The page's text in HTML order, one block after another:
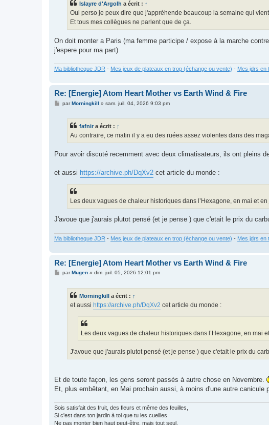
Islayre d'Argolh a écrit : ↑
Oui perso je peux dire que j'appréhende beaucoup la semaine qui
Et tous mes collègues ne parlent que de ça.
On doit monter a Paris (ma femme participe / expose à la marche
j'espere pour ma part)
Ma bibliotheque JDR - Mes jeux de plateaux en trop (échange ou vente) - Mes jdrs en
Re: [Energie] Atom Heart Mother vs Earth Wind & Fire
MparMorningkill » sam. juil. 04, 2026 9:03 pm
fafnir a écrit : ↑
Au contraire, ce matin il y a eu des ruées assez violentes dans des
Pour avoir discuté recemment avec deux climatisateurs, ils ont pleins
et aussi https://archive.ph/DqXv2 cet article du monde :
Les deux vagues de chaleur historiques dans l’Hexagone, en mai et
J'avoue que j'aurais plutot pensé (et je pense ) que c'etait le prix du
Ma bibliotheque JDR - Mes jeux de plateaux en trop (échange ou vente) - Mes jdrs en
Re: [Energie] Atom Heart Mother vs Earth Wind & Fire
Mpar Mugen» dim. juil. 05, 2026 12:01 pm
Morningkill a écrit : ↑
et aussi https://archive.ph/DqXv2 cet article du monde :
Les deux vagues de chaleur historiques dans l’Hexagone, en mai
J'avoue que j'aurais plutot pensé (et je pense ) que c'etait le prix du
Et de toute façon, les gens seront passés à autre chose en Novembre.
Et, plus embêtant, en Mai prochain aussi, à moins d'une autre canicule
Sois satisfait des fruit, des fleurs et même des feuilles,
Si c'est dans ton jardin à toi que tu les cueilles.
Ne pas monter bien haut peut-être, mais tout seul.